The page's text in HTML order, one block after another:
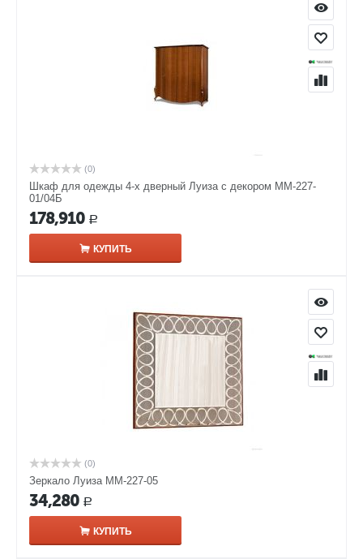
(0)
Шкаф для одежды 4-х дверный Луиза с декором ММ-227-
01/04Б
178,910 Р
КУПИТЬ
(0)
Зеркало Луиза ММ-227-05
34,280 Р
КУПИТЬ